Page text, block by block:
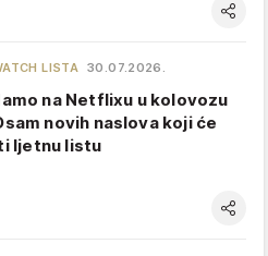
LISTA 30.07.2026.
na Netflixu u kolovozu
novih naslova koji će
ljetnu listu